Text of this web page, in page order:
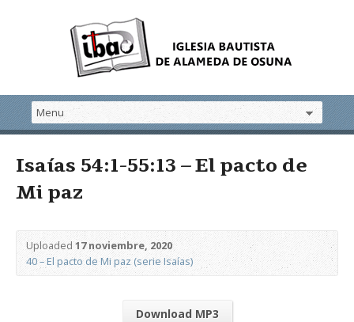
Isaías 54:1-55:13 – El pacto de
Mi paz
Uploaded17 noviembre, 2020
40 – El pacto de Mi paz (serie Isaías)
Download MP3